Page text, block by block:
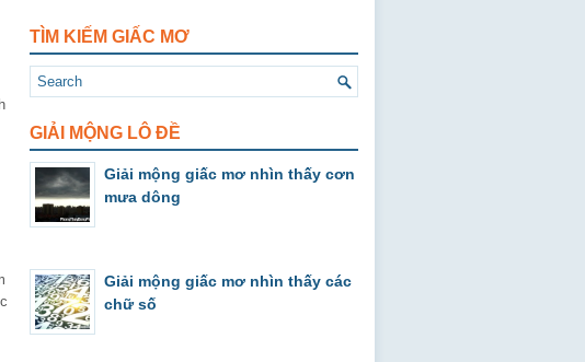
TÌM KIẾM GIẤC MƠ
GIẢI MỘNG LÔ ĐỀ
Giải mộng giấc mơ nhìn thấy cơn
mưa dông
Giải mộng giấc mơ nhìn thấy các
chữ số